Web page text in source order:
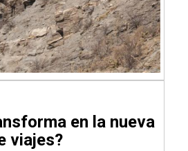
en la nueva
viajes?